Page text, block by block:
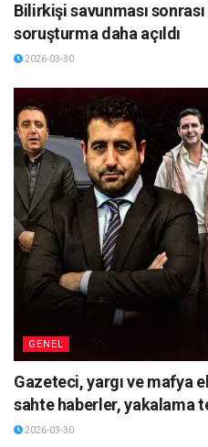
Bilirkişi savunması
soruşturma daha açıldı
2026-03-30
GENEL
Gazeteci, yargı ve mafya
sahte haberler, yakalama
2026-03-30